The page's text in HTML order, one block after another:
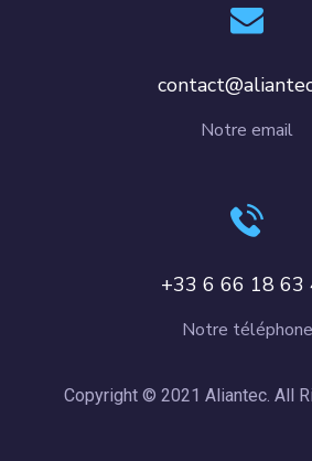
Notre email
+33 6 66 18 63
Notre téléphone
Copyright © 2021 Aliantec. All